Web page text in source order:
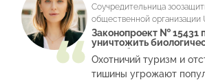
Соучредительница
общественной организации
Законопроект № 15431
уничтожить
разнообразие
Охотничий туризм и
тишины угрожают